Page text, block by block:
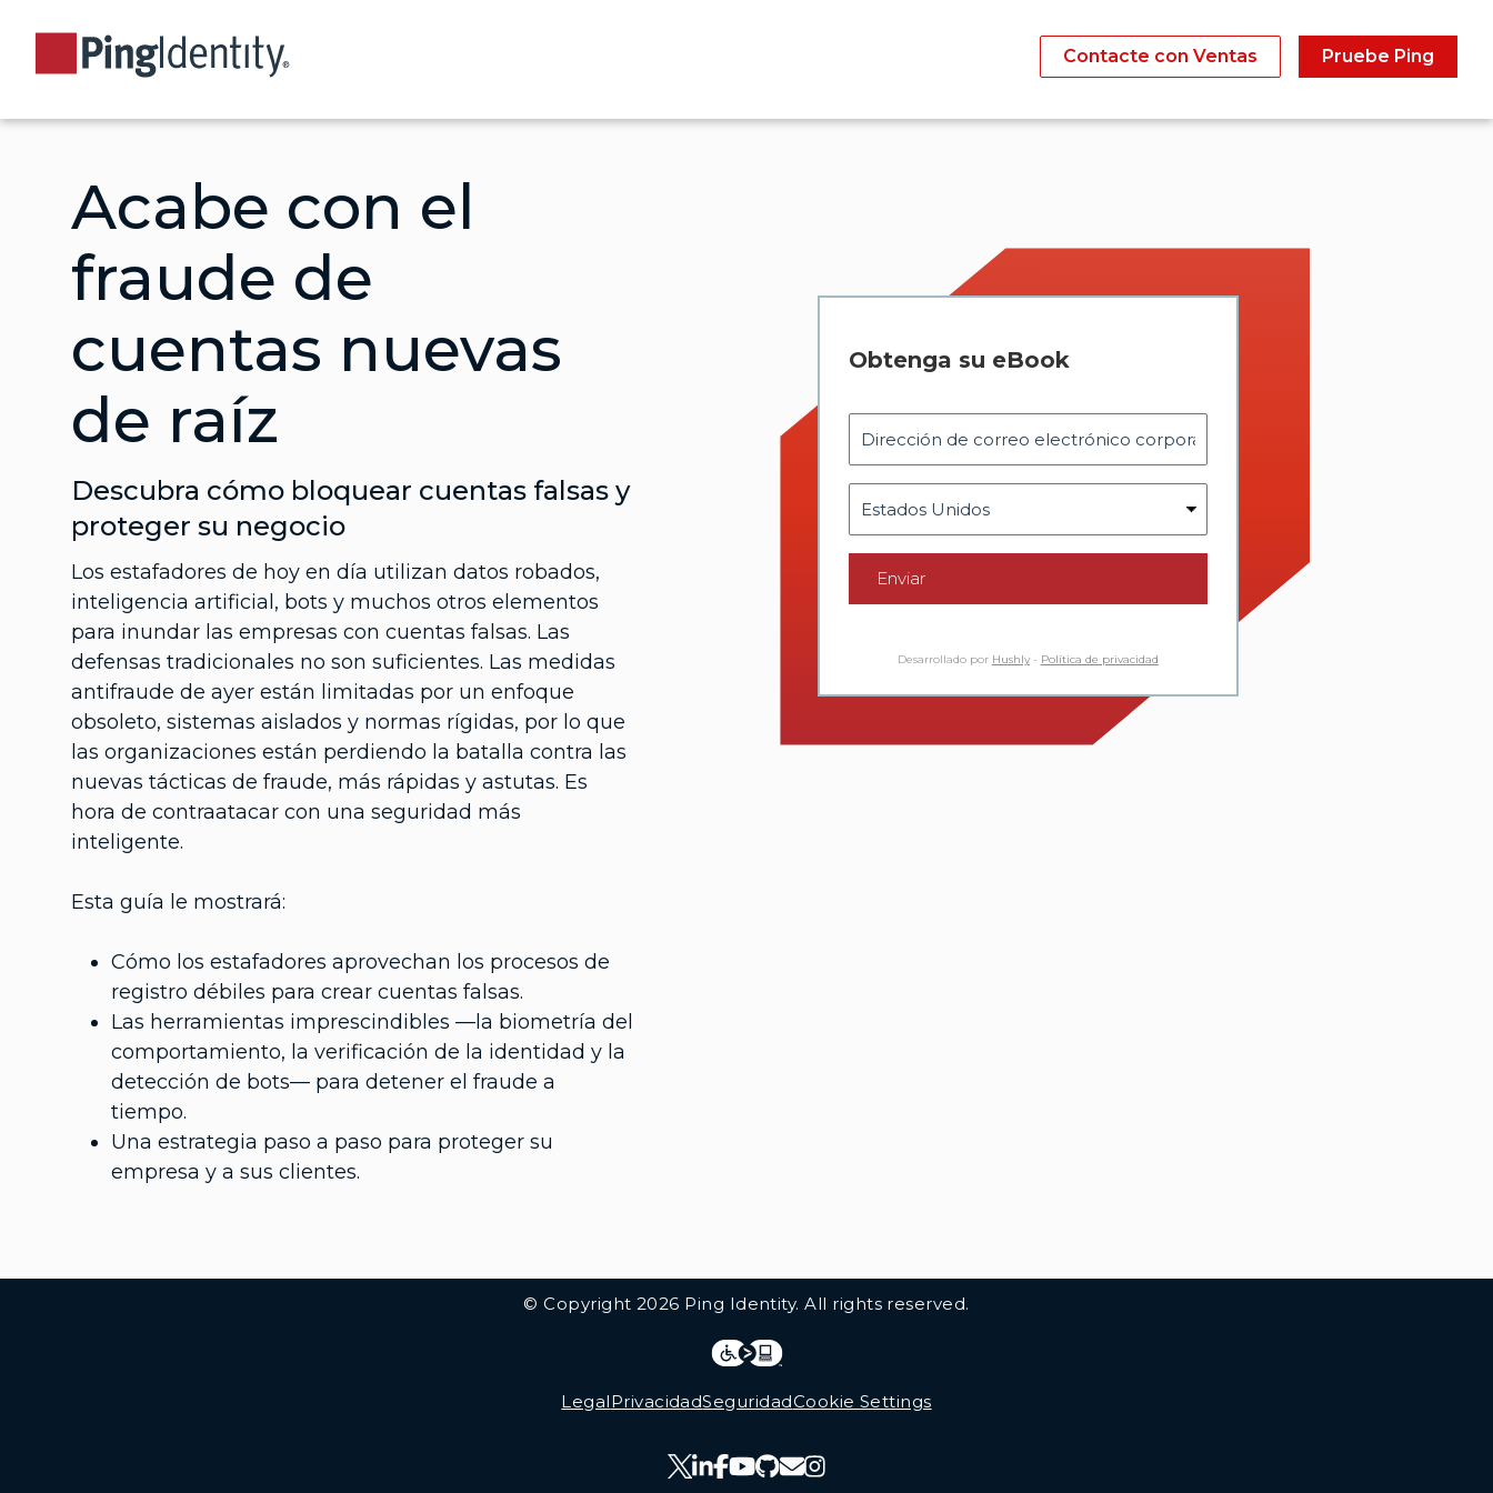
Contacte con Ventas Pruebe Ping
Acabe con el
fraude de
cuentas nuevas
de raíz
Descubra cómo bloquear cuentas falsas y
proteger su negocio
Los estafadores de hoy en día utilizan datos robados,
inteligencia artificial, bots y muchos otros elementos
para inundar las empresas con cuentas falsas. Las
defensas tradicionales no son suficientes. Las medidas
antifraude de ayer están limitadas por un enfoque
obsoleto, sistemas aislados y normas rígidas, por lo que
las organizaciones están perdiendo la batalla contra las
nuevas tácticas de fraude, más rápidas y astutas. Es
hora de contraatacar con una seguridad más
inteligente.
Esta guía le mostrará:
Cómo los estafadores aprovechan los procesos de
registro débiles para crear cuentas falsas.
Las herramientas imprescindibles —la biometría del
comportamiento, la verificación de la identidad y la
detección de bots— para detener el fraude a
tiempo.
Una estrategia paso a paso para proteger su
empresa y a sus clientes.
Obtenga su eBook
Enviar
Desarrollado por Hushly- Política de privacidad
© Copyright 2026 Ping Identity. All rights reserved.
LegalPrivacidadSeguridadCookie Settings